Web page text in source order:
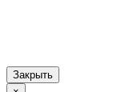
Закрыть